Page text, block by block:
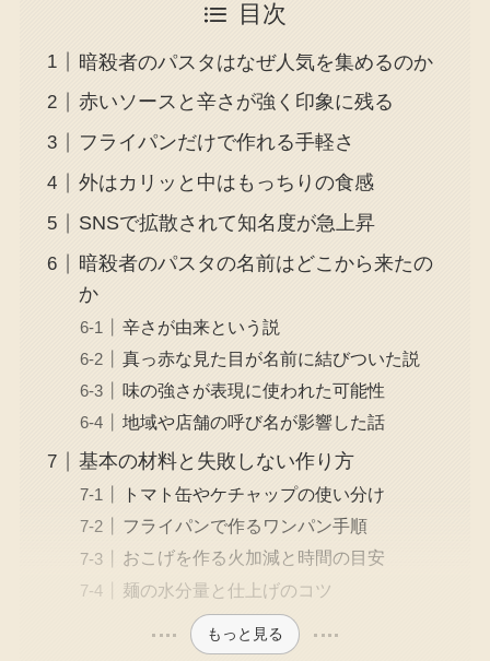
目次
暗殺者のパスタはなぜ人気を集めるのか
赤いソースと辛さが強く印象に残る
フライパンだけで作れる手軽さ
外はカリッと中はもっちりの食感
SNSで拡散されて知名度が急上昇
暗殺者のパスタの名前はどこから来たの
か
辛さが由来という説
真っ赤な見た目が名前に結びついた説
味の強さが表現に使われた可能性
地域や店舗の呼び名が影響した話
基本の材料と失敗しない作り方
トマト缶やケチャップの使い分け
フライパンで作るワンパン手順
おこげを作る火加減と時間の目安
麺の水分量と仕上げのコツ
もっと見る